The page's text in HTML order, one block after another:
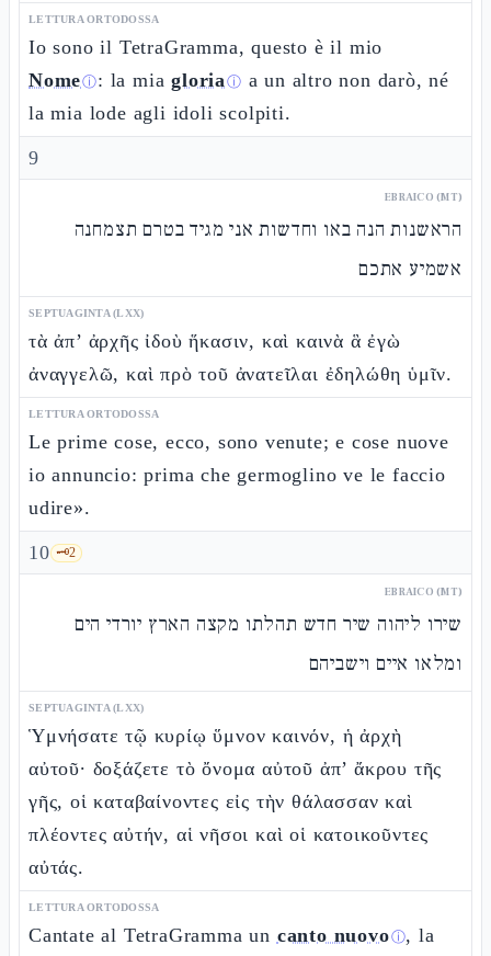
LETTURA ORTODOSSA
Io sono il TetraGramma, questo è il mio
Nomeⓘ: la miagloriaⓘ a un altro non darò, né
la mia lode agli idoli scolpiti.
9
EBRAICO (MT)
הראשנות הנה באו וחדשות אני מגיד בטרם תצמחנה
אשמיע אתכם
SEPTUAGINTA (LXX)
τὰ ἀπ’ ἀρχῆς ἰδοὺ ἥκασιν, καὶ καινὰ ἃ ἐγὼ
ἀναγγελῶ, καὶ πρὸ τοῦ ἀνατεῖλαι ἐδηλώθη ὑμῖν.
LETTURA ORTODOSSA
Le prime cose, ecco, sono venute; e cose nuove
io annuncio: prima che germoglino ve le faccio
udire».
10 🗝️2
EBRAICO (MT)
שירו ליהוה שיר חדש תהלתו מקצה הארץ יורדי הים
ומלאו איים וישביהם
SEPTUAGINTA (LXX)
Ὑμνήσατε τῷ κυρίῳ ὕμνον καινόν, ἡ ἀρχὴ
αὐτοῦ· δοξάζετε τὸ ὄνομα αὐτοῦ ἀπ’ ἄκρου τῆς
γῆς, οἱ καταβαίνοντες εἰς τὴν θάλασσαν καὶ
πλέοντες αὐτήν, αἱ νῆσοι καὶ οἱ κατοικοῦντες
αὐτάς.
LETTURA ORTODOSSA
Cantate al TetraGramma un canto nuovoⓘ, la